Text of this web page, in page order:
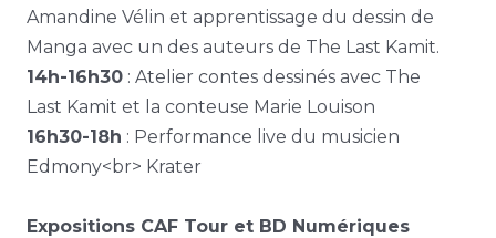
Amandine Vélin et apprentissage du dessin de
Manga avec un des auteurs de The Last Kamit.
14h-16h30 : Atelier contes dessinés avec The
Last Kamit et la conteuse Marie Louison
16h30-18h : Performance live du musicien
Edmony<br> Krater
Expositions CAF Tour et BD Numériques